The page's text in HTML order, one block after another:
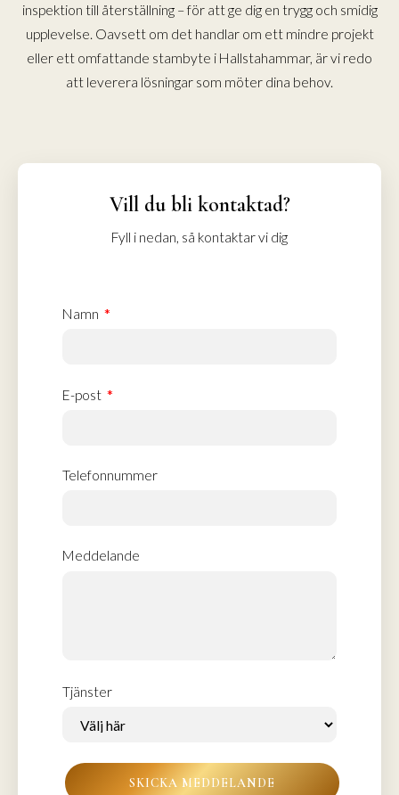
inspektion till återställning – för att ge dig en trygg och smidig
upplevelse. Oavsett om det handlar om ett mindre projekt
eller ett omfattande stambyte i Hallstahammar, är vi redo
att leverera lösningar som möter dina behov.
Vill du bli kontaktad?
Fyll i nedan, så kontaktar vi dig
Namn
E-post
Telefonnummer
Meddelande
Tjänster